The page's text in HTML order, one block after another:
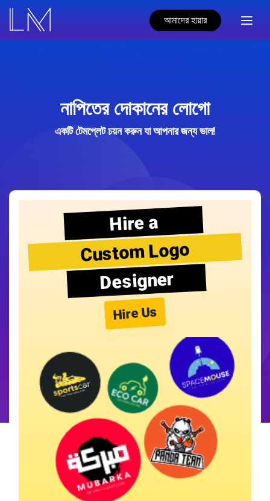
আমাদের হায়ার
নাপিতের দোকানের লোগো
একটি টেমপ্লেট চয়ন করুন যা আপনার জন্য ভাল!
Hire a
Custom Logo
Designer
Hire Us